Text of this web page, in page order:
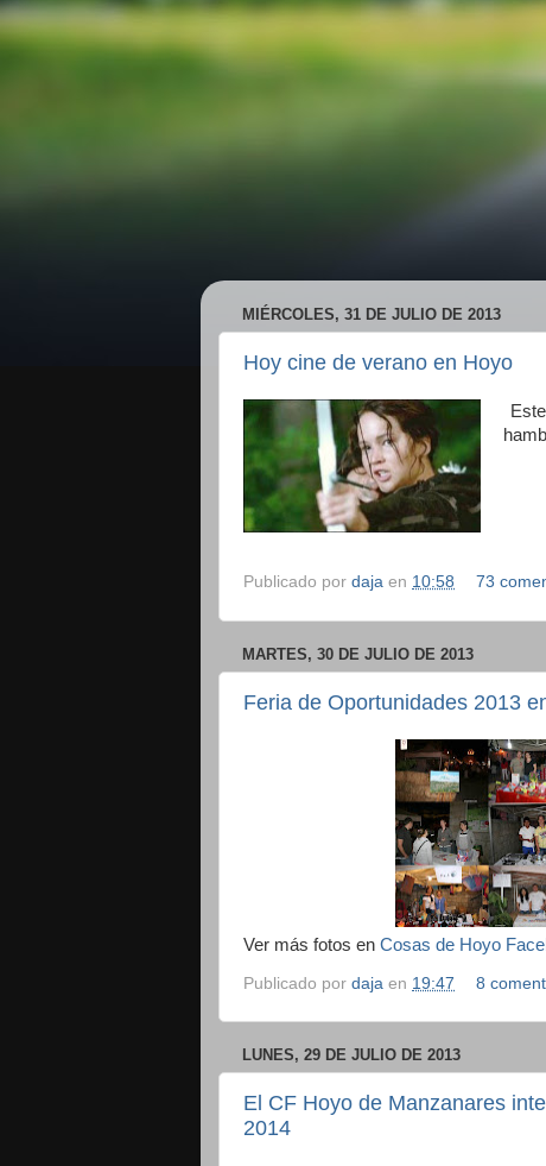
MIÉRCOLES, 31 DE JULIO DE 2013
Hoy cine de verano en Hoyo
Publicado por daja en 10:58 73
MARTES, 30 DE JULIO DE 2013
Feria de Oportunidades 2013
Ver más fotos en Cosas de Hoyo
Publicado por daja en 19:47 8
LUNES, 29 DE JULIO DE 2013
El CF Hoyo de Manzanares
2014